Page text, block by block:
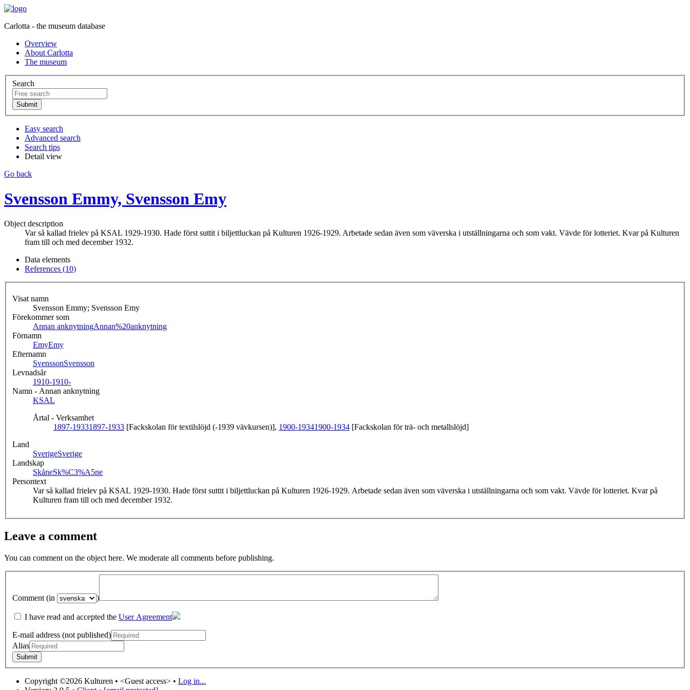
Carlotta - the museum database
Overview
About Carlotta
The museum
Search
Easy search
Advanced search
Search tips
Detail view
Go back
Svensson Emmy, Svensson Emy
Object description
Var så kallad frielev på KSAL 1929-1930. Hade först suttit i biljettluckan på Kulturen 1926-1929. Arbetade sedan även som väverska i utställningarna och som vakt. Vävde för lotteriet. Kvar på Kulturen
fram till och med december 1932.
Data elements
References (10)
Visat namn
Svensson Emmy; Svensson Emy
Förekommer som
Annan anknytningAnnan%20anknytning
Förnamn
EmyEmy
Efternamn
SvenssonSvensson
Levnadsår
1910-1910-
Namn - Annan anknytning
KSAL
Årtal - Verksamhet
1897-19331897-1933 [Fackskolan för textilslöjd (-1939 vävkursen)], 1900-19341900-1934 [Fackskolan för trä- och metallslöjd]
Land
SverigeSverige
Landskap
SkåneSk%C3%A5ne
Persontext
Var så kallad frielev på KSAL 1929-1930. Hade först suttit i biljettluckan på Kulturen 1926-1929. Arbetade sedan även som väverska i utställningarna och som vakt. Vävde för lotteriet. Kvar på
Kulturen fram till och med december 1932.
Leave a comment
You can comment on the object here. We moderate all comments before publishing.
Comment (in )
I have read and accepted the User Agreement
E-mail address (not published)
Alias
Copyright ©2026 Kulturen • <Guest access> • Log in...